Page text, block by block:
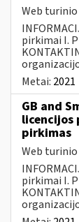
Web turinio
pirkimai I.
Metai: 2021
GB and
licencijos
pirkimas
Web turinio
pirkimai I.